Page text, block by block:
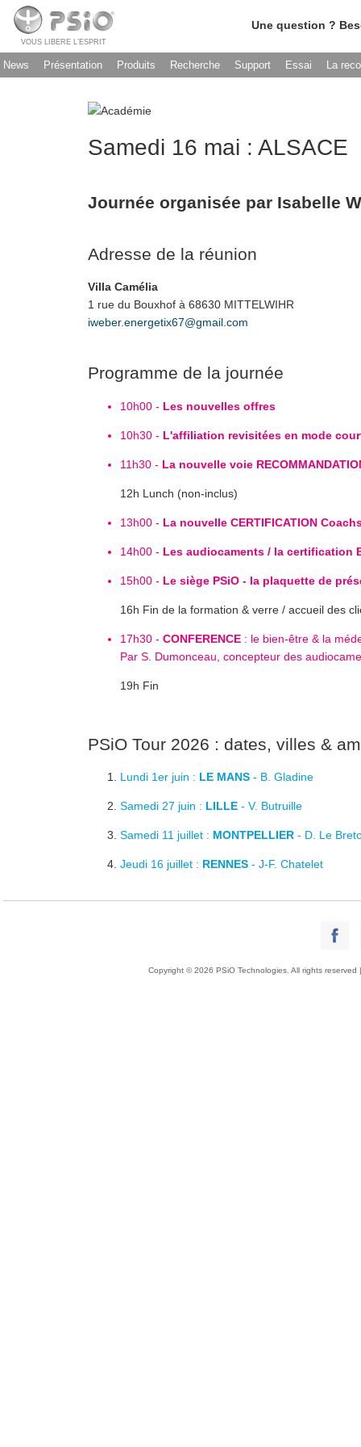
VOUS LIBERE L’ESPRIT
Une question ?
News Présentation Produits Recherche Support Essai La
Samedi 16 mai : ALSACE
Journée organisée par Isabelle
Adresse de la réunion
Villa Camélia
1 rue du Bouxhof à 68630 MITTELWIHR
iweber.energetix67@gmail.com
Programme de la journée
10h00 - Les nouvelles offres
10h30 - L'affiliation revisitées en mode
11h30 - La nouvelle voie
12h Lunch (non-inclus)
13h00 - La nouvelle CERTIFICATION
14h00 - Les audiocaments / la certification
15h00 - Le siège PSiO - la plaquette de
16h Fin de la formation & verre / accueil des
17h30 - CONFERENCE : le bien-être & la
Par S. Dumonceau, concepteur des
19h Fin
PSiO Tour 2026 : dates, villes &
Lundi 1er juin : LE MANS - B. Gladine
Samedi 27 juin : LILLE - V. Butruille
Samedi 11 juillet : MONTPELLIER - D. Le
Jeudi 16 juillet : RENNES - J-F. Chatelet
Copyright © 2026 PSiO Technologies. All rights reserved